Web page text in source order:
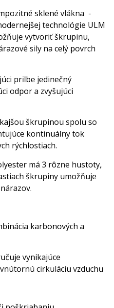
sklené vlákna -
technológie ULM
vytvoriť škrupinu,
sily na celý povrch
prilbe jedinečný
odpor a zvyšujúci
škrupinou spolu so
kontinuálny tok
rýchlostiach.
má 3 rôzne hustoty,
škrupiny umožňuje
karbonových a
vynikajúce
cirkuláciu vzduchu